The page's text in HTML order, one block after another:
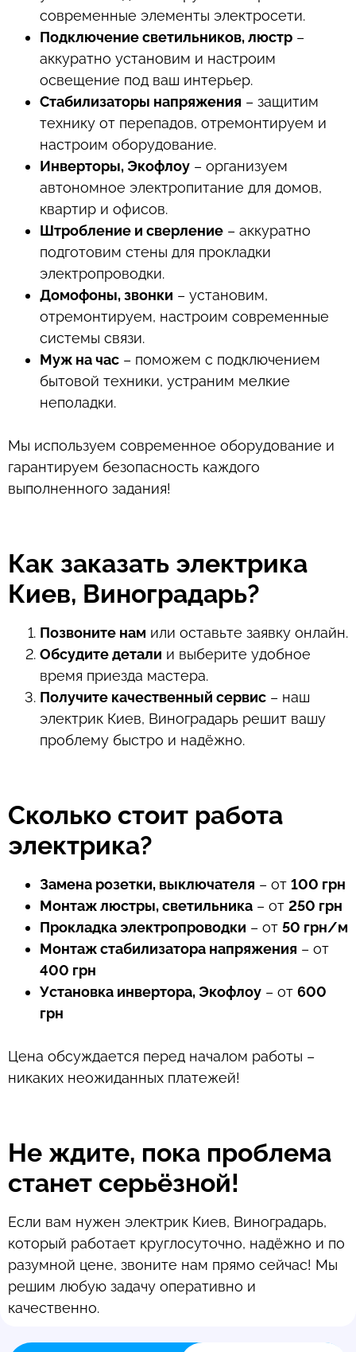
современные элементы электросети.
Подключение светильников, люстр –
аккуратно установим и настроим
освещение под ваш интерьер.
Стабилизаторы напряжения – защитим
технику от перепадов, отремонтируем и
настроим оборудование.
Инверторы, Экофлоу – организуем
автономное электропитание для домов,
квартир и офисов.
Штробление и сверление – аккуратно
подготовим стены для прокладки
электропроводки.
Домофоны, звонки – установим,
отремонтируем, настроим современные
системы связи.
Муж на час – поможем с подключением
бытовой техники, устраним мелкие
неполадки.
Мы используем современное оборудование и
гарантируем безопасность каждого
выполненного задания!
Как заказать электрика
Киев, Виноградарь?
Позвоните нам или оставьте заявку онлайн.
Обсудите детали и выберите удобное
время приезда мастера.
Получите качественный сервис – наш
электрик Киев, Виноградарь решит вашу
проблему быстро и надёжно.
Сколько стоит работа
электрика?
Замена розетки, выключателя – от 100 грн
Монтаж люстры, светильника – от 250 грн
Прокладка электропроводки – от 50 грн/м
Монтаж стабилизатора напряжения – от
400 грн
Установка инвертора, Экофлоу – от 600
грн
Цена обсуждается перед началом работы –
никаких неожиданных платежей!
Не ждите, пока проблема
станет серьёзной!
Если вам нужен электрик Киев, Виноградарь,
который работает круглосуточно, надёжно и по
разумной цене, звоните нам прямо сейчас! Мы
решим любую задачу оперативно и
качественно.